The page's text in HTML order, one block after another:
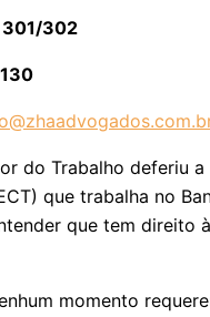
301/302
do Trabalho deferiu
que trabalha no
que tem direito
momento